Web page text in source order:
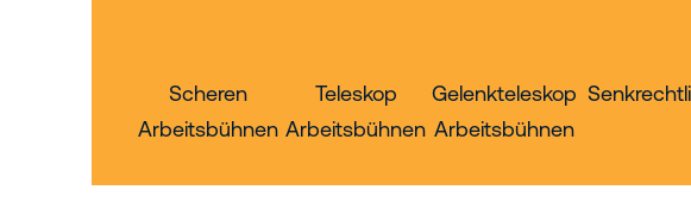
Scheren
Arbeitsbühnen
Teleskop
Arbeitsbühnen
Gelenkteleskop
Arbeitsbühnen